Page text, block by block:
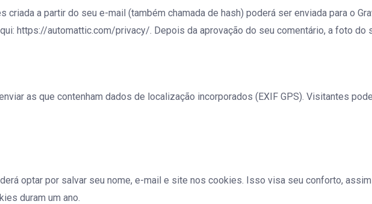
criada a partir do seu e-mail (também chamada de hash) poderá ser enviada para o
https://automattic.com/privacy/. Depois da aprovação do seu comentário, a foto
as que contenham dados de localização incorporados (EXIF GPS). Visitantes
optar por salvar seu nome, e-mail e site nos cookies. Isso visa seu conforto,
duram um ano.